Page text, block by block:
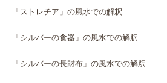
「ストレチア」の風水での解釈
「シルバーの食器」の風水での解釈
「シルバーの長財布」の風水での解釈